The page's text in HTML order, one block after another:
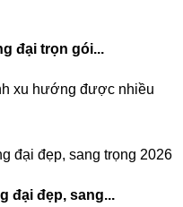
đại trọn gói...
xu hướng được nhiều
đại đẹp, sang...